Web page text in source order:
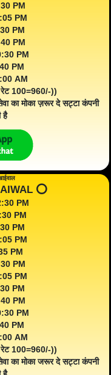
PM
PM
PM
PM
PM
PM
AM
100=960/-))
का मोका ज़रूर दे सट्टा कंपनी
है
⭕️
PM
PM
PM
PM
PM
PM
PM
PM
PM
PM
PM
AM
100=960/-))
का मोका जरूर दे सट्टा कंपनी